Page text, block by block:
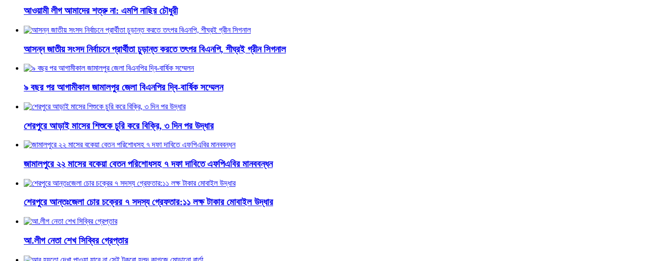
আওয়ামী লীগ আমাদের শত্রু না: এমপি নাছির চৌধুরী
আসন্ন জাতীয় সংসদ নির্বাচনে প্রার্থীতা চুড়ান্ত করতে তৎপর বিএনপি, শীঘ্রই গ্রীন সিগনাল
৯ বছর পর আগামীকাল জামালপুর জেলা বিএনপির দ্বি-বার্ষিক সম্মেলন
শেরপুরে আড়াই মাসের শিশুকে চুরি করে বিক্রি, ৩ দিন পর উদ্ধার
জামালপুরে ২২ মাসের বকেয়া বেতন পরিশোধসহ ৭ দফা দাবিতে এফপিএবির মানববন্ধন
শেরপুরে আন্তঃজেলা চোর চক্রের ৭ সদস্য গ্রেফতার:১১ লক্ষ টাকার মোবাইল উদ্ধার
আ.লীগ নেতা শেখ সিব্বির গ্রেপ্তার